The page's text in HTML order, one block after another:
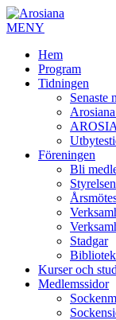
MENY
Hem
Program
Tidningen
Senaste
Föreningen
Bli
Styrelsen
Stadgar
Kurser och
Medlemssidor